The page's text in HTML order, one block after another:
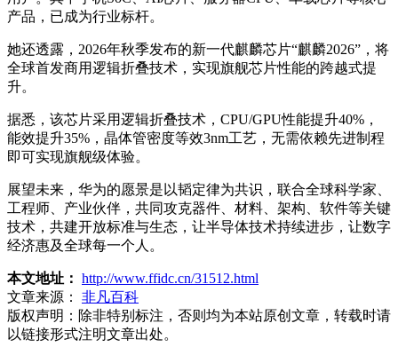
产品，已成为行业标杆。
她还透露，2026年秋季发布的新一代麒麟芯片“麒麟2026”，将
全球首发商用逻辑折叠技术，实现旗舰芯片性能的跨越式提
升。
据悉，该芯片采用逻辑折叠技术，CPU/GPU性能提升40%，
能效提升35%，晶体管密度等效3nm工艺，无需依赖先进制程
即可实现旗舰级体验。
展望未来，华为的愿景是以韬定律为共识，联合全球科学家、
工程师、产业伙伴，共同攻克器件、材料、架构、软件等关键
技术，共建开放标准与生态，让半导体技术持续进步，让数字
经济惠及全球每一个人。
本文地址： http://www.ffidc.cn/31512.html
文章来源：
非凡百科
版权声明： 除非特别标注，否则均为本站原创文章，转载时请
以链接形式注明文章出处。